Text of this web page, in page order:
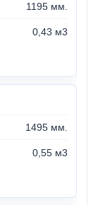
1195 мм.
0,43 м3
1495 мм.
0,55 м3